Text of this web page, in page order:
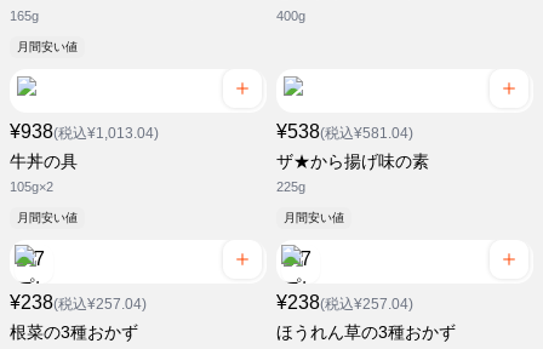
165g
月間安い値
400g
¥938(税込¥1,013.04)
牛丼の具
105g×2
月間安い値
¥538(税込¥581.04)
ザ★から揚げ味の素
225g
月間安い値
¥238(税込¥257.04)
根菜の3種おかず
¥238(税込¥257.04)
ほうれん草の3種おかず